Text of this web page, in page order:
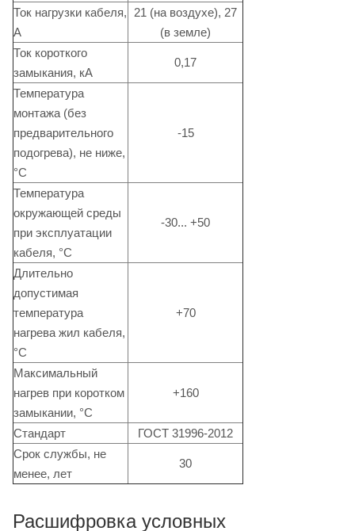
Ток нагрузки кабеля,
А
21 (на воздухе), 27
(в земле)
Ток короткого
замыкания, кА
0,17
Температура
монтажа (без
предварительного
подогрева), не ниже,
°C
-15
Температура
окружающей среды
при эксплуатации
кабеля, °C
-30... +50
Длительно
допустимая
температура
нагрева жил кабеля,
°C
+70
Максимальный
нагрев при коротком
замыкании, °C
+160
Стандарт
ГОСТ 31996-2012
Срок службы, не
менее, лет
30
Расшифровка условных